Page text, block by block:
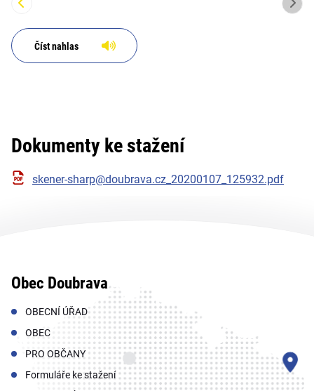
Číst nahlas
Dokumenty ke stažení
skener-sharp@doubrava.cz_20200107_125932.pdf
Obec Doubrava
OBECNÍ ÚŘAD
OBEC
PRO OBČANY
Formuláře ke stažení